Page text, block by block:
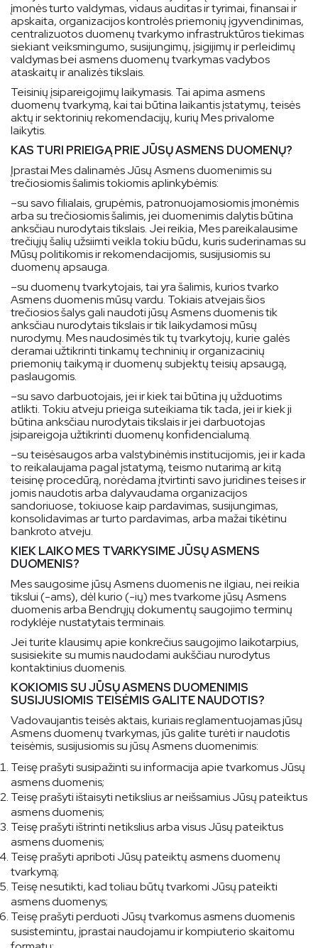
įmonės turto valdymas, vidaus auditas ir tyrimai, finansai ir
apskaita, organizacijos kontrolės priemonių įgyvendinimas,
centralizuotos duomenų tvarkymo infrastruktūros tiekimas
siekiant veiksmingumo, susijungimų, įsigijimų ir perleidimų
valdymas bei asmens duomenų tvarkymas vadybos
ataskaitų ir analizės tikslais.
Teisinių įsipareigojimų laikymasis. Tai apima asmens
duomenų tvarkymą, kai tai būtina laikantis įstatymų, teisės
aktų ir sektorinių rekomendacijų, kurių Mes privalome
laikytis.
KAS TURI PRIEIGĄ PRIE JŪSŲ ASMENS DUOMENŲ?
Įprastai Mes dalinamės Jūsų Asmens duomenimis su
trečiosiomis šalimis tokiomis aplinkybėmis:
–su savo filialais, grupėmis, patronuojamosiomis įmonėmis
arba su trečiosiomis šalimis, jei duomenimis dalytis būtina
anksčiau nurodytais tikslais. Jei reikia, Mes pareikalausime
trečiųjų šalių užsiimti veikla tokiu būdu, kuris suderinamas su
Mūsų politikomis ir rekomendacijomis, susijusiomis su
duomenų apsauga.
–su duomenų tvarkytojais, tai yra šalimis, kurios tvarko
Asmens duomenis mūsų vardu. Tokiais atvejais šios
trečiosios šalys gali naudoti jūsų Asmens duomenis tik
anksčiau nurodytais tikslais ir tik laikydamosi mūsų
nurodymų. Mes naudosimės tik tų tvarkytojų, kurie galės
deramai užtikrinti tinkamų techninių ir organizacinių
priemonių taikymą ir duomenų subjektų teisių apsaugą,
paslaugomis.
–su savo darbuotojais, jei ir kiek tai būtina jų užduotims
atlikti. Tokiu atveju prieiga suteikiama tik tada, jei ir kiek ji
būtina anksčiau nurodytais tikslais ir jei darbuotojas
įsipareigoja užtikrinti duomenų konfidencialumą.
–su teisėsaugos arba valstybinėmis institucijomis, jei ir kada
to reikalaujama pagal įstatymą, teismo nutarimą ar kitą
teisinę procedūrą, norėdama įtvirtinti savo juridines teises ir
jomis naudotis arba dalyvaudama organizacijos
sandoriuose, tokiuose kaip pardavimas, susijungimas,
konsolidavimas ar turto pardavimas, arba mažai tikėtinu
bankroto atveju.
KIEK LAIKO MES TVARKYSIME JŪSŲ ASMENS
DUOMENIS?
Mes saugosime jūsų Asmens duomenis ne ilgiau, nei reikia
tikslui (-ams), dėl kurio (-ių) mes tvarkome jūsų Asmens
duomenis arba Bendrųjų dokumentų saugojimo terminų
rodyklėje nustatytais terminais.
Jei turite klausimų apie konkrečius saugojimo laikotarpius,
susisiekite su mumis naudodami aukščiau nurodytus
kontaktinius duomenis.
KOKIOMIS SU JŪSŲ ASMENS DUOMENIMIS
SUSIJUSIOMIS TEISĖMIS GALITE NAUDOTIS?
Vadovaujantis teisės aktais, kuriais reglamentuojamas jūsų
Asmens duomenų tvarkymas, jūs galite turėti ir naudotis
teisėmis, susijusiomis su jūsų Asmens duomenimis:
Teisę prašyti susipažinti su informacija apie tvarkomus Jūsų
asmens duomenis;
Teisę prašyti ištaisyti netikslius ar neišsamius Jūsų pateiktus
asmens duomenis;
Teisę prašyti ištrinti netikslius arba visus Jūsų pateiktus
asmens duomenis;
Teisę prašyti apriboti Jūsų pateiktų asmens duomenų
tvarkymą;
Teisę nesutikti, kad toliau būtų tvarkomi Jūsų pateikti
asmens duomenys;
Teisę prašyti perduoti Jūsų tvarkomus asmens duomenis
susistemintu, įprastai naudojamu ir kompiuterio skaitomu